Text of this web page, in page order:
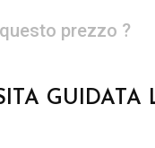
prezzo ?
GUIDATA